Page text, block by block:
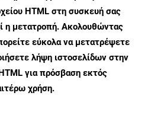
HTML στη συσκευή σας
η μετατροπή. Ακολουθώντας
εύκολα να μετατρέψετε
λήψη ιστοσελίδων στην
για πρόσβαση εκτός
χρήση.